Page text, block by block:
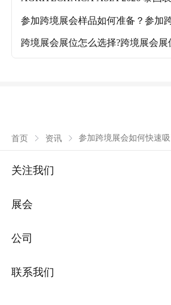
参加跨境展会样品如何准备？参加
跨境展会展位怎么选择?跨境展会展
首页 资讯
参加跨境展会如何快速
关注我们
展会
IEAE消费类电子及家用电器系列
IBTE玩具及婴童用品系列
公司
关于潮域
联系我们